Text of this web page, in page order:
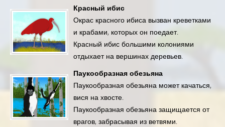
Красный ибис
Окрас красного ибиса вызван креветками
и крабами, которых он поедает.
Красный ибис большими колониями
отдыхает на вершинах деревьев.
Паукообразная обезьяна
Паукообразная обезьяна может качаться,
вися на хвосте.
Паукообразная обезьяна защищается от
врагов, забрасывая из ветвями.